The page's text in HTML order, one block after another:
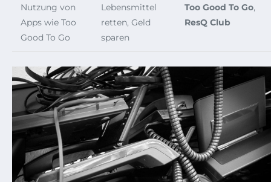
Nutzung von
Apps wie Too
Good To Go
Lebensmittel
retten, Geld
sparen
Too Good To Go,
ResQ Club